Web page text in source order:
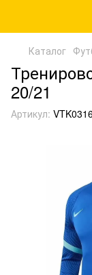
Каталог
20/21
Артикул: